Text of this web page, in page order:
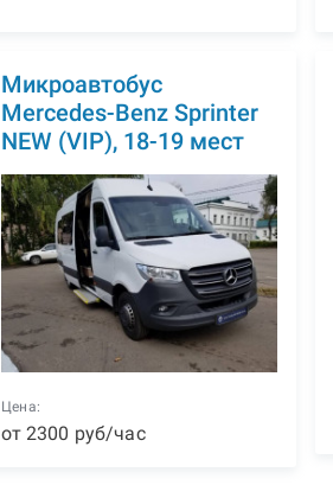
Микроавтобус
Mercedes-Benz Sprinter
NEW (VIP), 18-19 мест
Цена:
от 2300 руб/час